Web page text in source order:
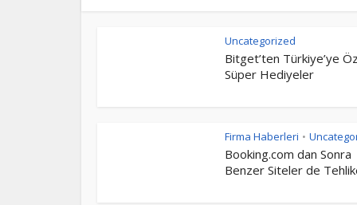
Uncategorized
Bitget’ten Türkiye’ye
Süper Hediyeler
Firma Haberleri •
Booking.com dan Sonra
Benzer Siteler de